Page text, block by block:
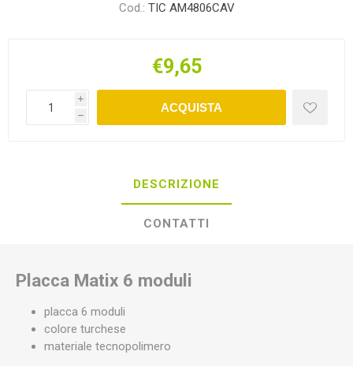
Cod.: TIC AM4806CAV
€9,65
i
h
ACQUISTA
DESCRIZIONE
CONTATTI
Placca Matix 6 moduli
placca 6 moduli
colore turchese
materiale tecnopolimero